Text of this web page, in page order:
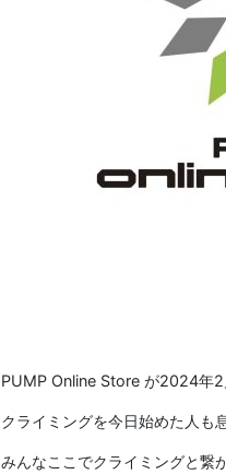
PUMP Online Store が2024年2
クライミングを今日始めた人も
みんなここでクライミングと繋が